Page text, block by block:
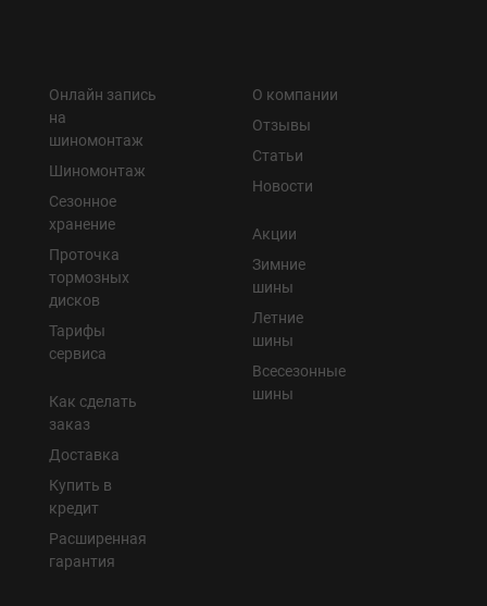
Онлайн запись
на
шиномонтаж
Шиномонтаж
Сезонное
хранение
Проточка
тормозных
дисков
Тарифы
сервиса
Как сделать
заказ
Доставка
Купить в
кредит
Расширенная
гарантия
О компании
Отзывы
Статьи
Новости
Акции
Зимние
шины
Летние
шины
Всесезонные
шины